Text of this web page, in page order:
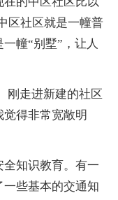
区社区就是一幢普
幢“别墅”，让人
走进新建的社区
得非常宽敞明
知识教育。有一
些基本的交通知